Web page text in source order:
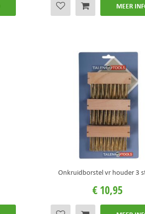
MEER
Onkruidborstel vr houder 3
€ 10,95